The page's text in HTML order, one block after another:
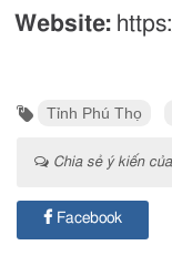
Website:
Tỉnh Phú Thọ
Chia sẻ ý kiến
Facebook